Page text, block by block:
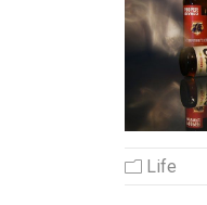
Life